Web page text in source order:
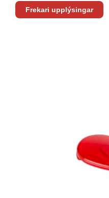
Frekari upplýsingar